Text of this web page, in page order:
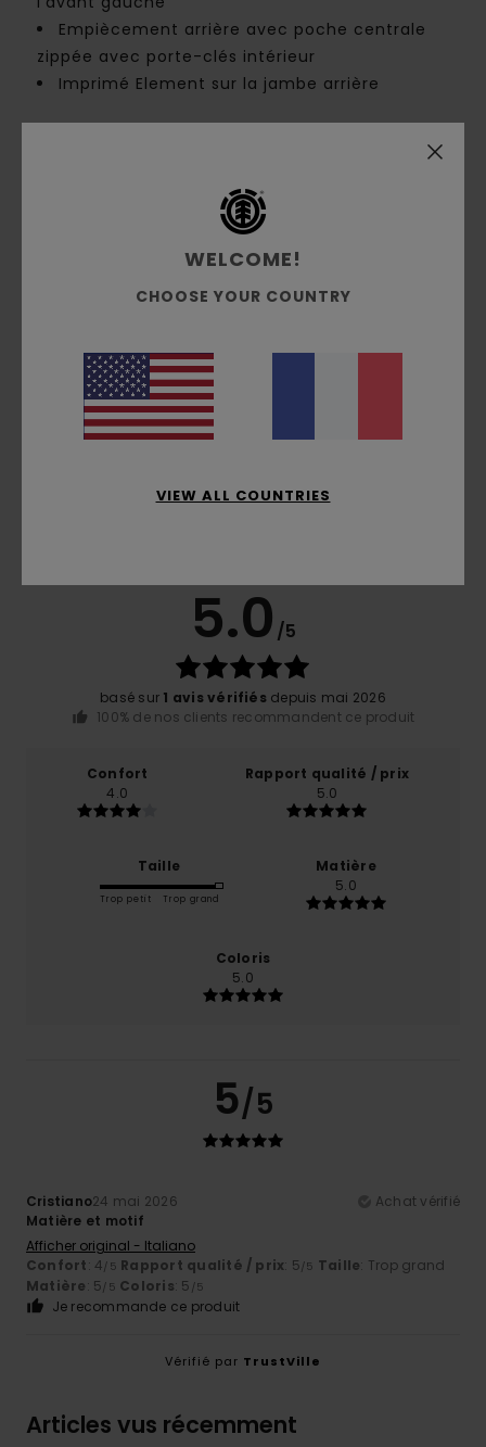
Empiècement arrière avec poche centrale
zippée avec porte-clés intérieur
Imprimé Element sur la jambe arrière
Traçabilité du produit (Loi Agec)
Pool Service
Avis clients
5.0 /5
basé sur 1 avis vérifiés depuis mai 2026
100% de nos clients recommandent ce produit
Confort
4.0
Rapport qualité / prix
5.0
Taille
Trop petit Trop grand
Matière
5.0
Coloris
5.0
5/5
Cristiano24 mai 2026
Achat vérifié
Matière et motif
Afficher original - Italiano
Confort: 4/5 Rapport qualité / prix: 5/5 Taille: Trop grand
Matière: 5/5 Coloris: 5 /5
Je recommande ce produit
Vérifié par TrustVille
Articles vus récemment
WELCOME!
CHOOSE YOUR COUNTRY
VIEW ALL COUNTRIES